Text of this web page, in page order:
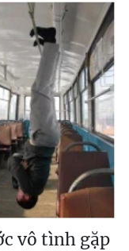
vô tình gặp